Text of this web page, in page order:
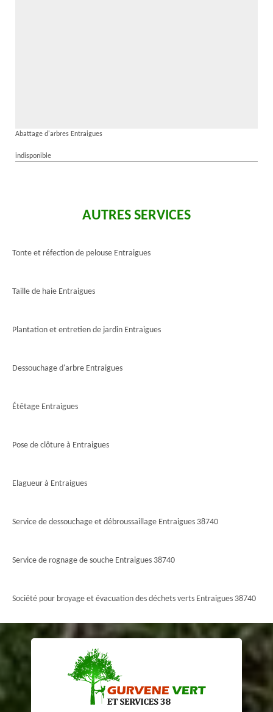
Abattage d'arbres Entraigues
indisponible
AUTRES SERVICES
Tonte et réfection de pelouse Entraigues
Taille de haie Entraigues
Plantation et entretien de jardin Entraigues
Dessouchage d'arbre Entraigues
Étêtage Entraigues
Pose de clôture à Entraigues
Elagueur à Entraigues
Service de dessouchage et débroussaillage Entraigues 38740
Service de rognage de souche Entraigues 38740
Société pour broyage et évacuation des déchets verts Entraigues 38740